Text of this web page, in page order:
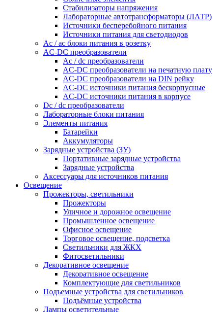
Стабилизаторы напряжения
Лабораторные автотрансформаторы (ЛАТР)
Источники бесперебойного питания
Источники питания для светодиодов
Ac / ac блоки питания в розетку
AC-DC преобразователи
Ac / dc преобразователи
AC-DC преобразователи на печатную плату
AC-DC преобразователи на DIN рейку
AC-DC источники питания бескорпусные
AC-DC источники питания в корпусе
Dc / dc преобразователи
Лабораторные блоки питания
Элементы питания
Батарейки
Аккумуляторы
Зарядные устройства (ЗУ)
Портативные зарядные устройства
Зарядные устройства
Аксессуары для источников питания
Освещение
Прожекторы, светильники
Прожекторы
Уличное и дорожное освещение
Промышленное освещение
Офисное освещение
Торговое освещение, подсветка
Светильники для ЖКХ
Фитосветильники
Декоративное освещение
Декоративное освещение
Комплектующие для светильников
Подъемные устройства для светильников
Подъёмные устройства
Лампы осветительные